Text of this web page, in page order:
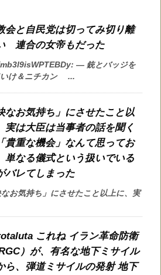
会と自民党は切ってみ切り離
連合の女帝もだった
— 銃とバッジを
いけ＆ニチカン ...
なお気持ち」にさせたこと以
実は大臣は当事者の話を聞く
貴重な機会」なんて思ってお
単なる儀式という扱いでいる
バレてしまった
お気持ち」にさせたこと以上に、実
これね イラン革命防衛
）が、有名な地下ミサイル
ら、弾道ミサイルの発射 地下